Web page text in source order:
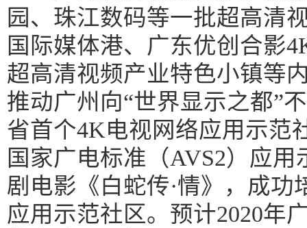
园、珠江数码等一批超高清
国际媒体港、广东优创合影
超高清视频产业特色小镇等
推动广州向“世界显示之都”
省首个4K电视网络应用示范
国家广电标准（AVS2）应
剧电影《白蛇传·情》，成
应用示范社区。预计2020年